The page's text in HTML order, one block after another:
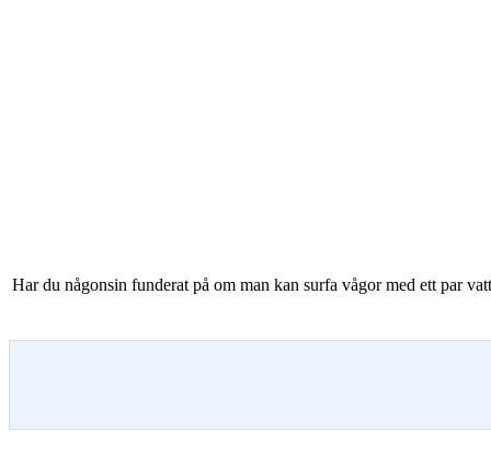
Har du någonsin funderat på om man kan surfa vågor med ett par